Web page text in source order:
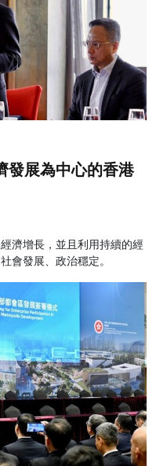
發展為中心的香港
濟增長，並且利用持續的經
會發展、政治穩定。